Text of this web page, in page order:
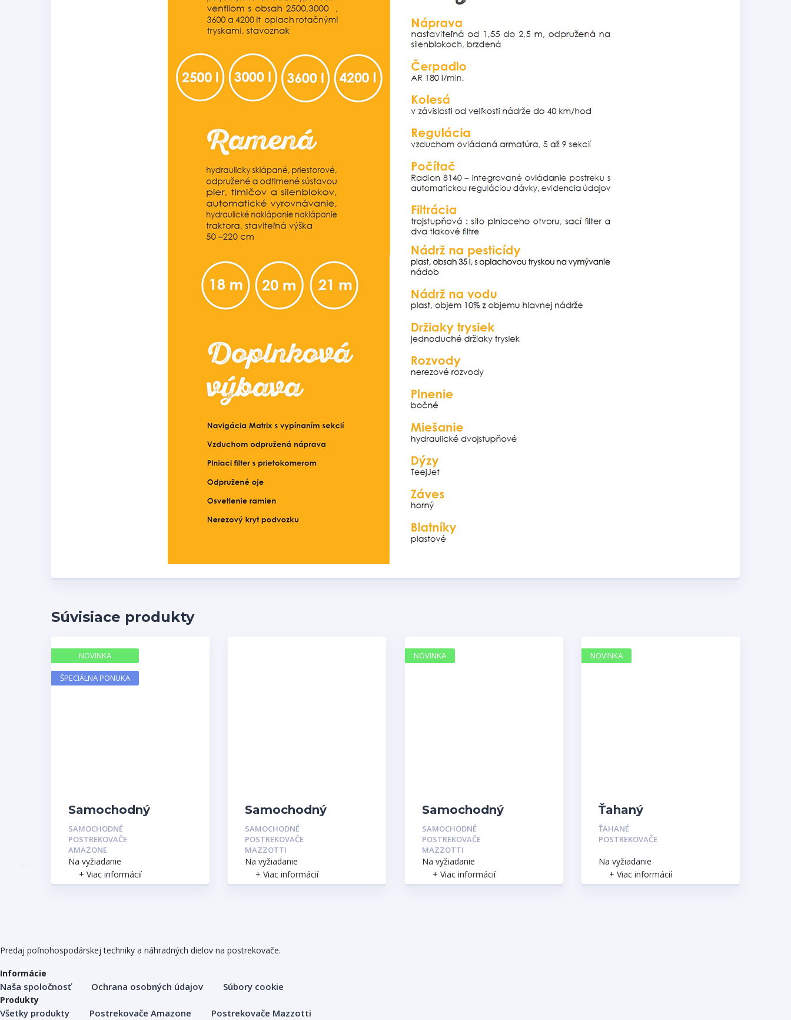
Súvisiace produkty
Samochodný
postrekovač
Amazone Pantera
4504
SAMOCHODNÉ
POSTREKOVAČE
AMAZONE
Na vyžiadanie
+ Viac informácií
NOVINKA
ŠPECIÁLNA PONUKA
Samochodný
postrekovač
Mazzotti MAF 3180
SAMOCHODNÉ
POSTREKOVAČE
MAZZOTTI
Na vyžiadanie
+ Viac informácií
Samochodný
postrekovač
Mazzotti MAF HP
SAMOCHODNÉ
POSTREKOVAČE
MAZZOTTI
Na vyžiadanie
+ Viac informácií
NOVINKA
Ťahaný
postrekovač
PEGAS
ŤAHANÉ
POSTREKOVAČE
Na vyžiadanie
+ Viac informácií
NOVINKA
Predaj poľnohospodárskej techniky a náhradných dielov na postrekovače.
Informácie
Naša spoločnosť Ochrana osobných údajov Súbory cookie
Produkty
Všetky produkty Postrekovače Amazone Postrekovače Mazzotti